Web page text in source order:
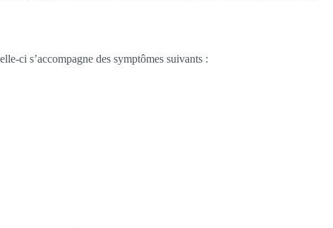
ci s’accompagne des symptômes suivants :